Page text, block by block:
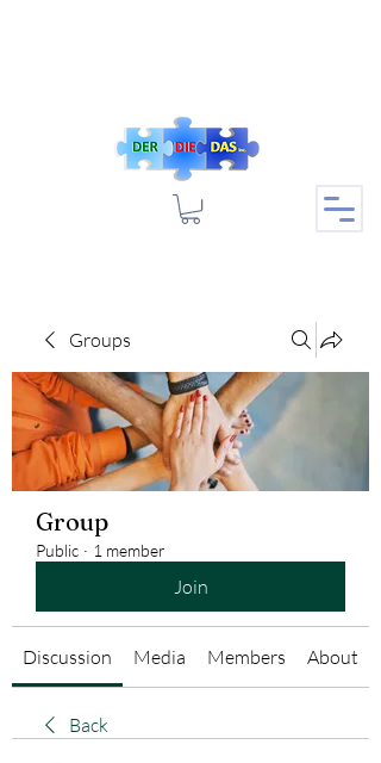
Groups
Group
Public · 1 member
Join
Discussion Media Members About
Back